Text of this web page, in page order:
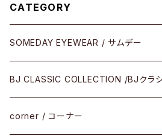
CATEGORY
SOMEDAY EYEWEAR / サムデー
メガネ
サングラス
BJ CLASSIC COLLECTION /BJクラシ
CELLULOID（CRAFTSMAN EDITION）
corner / コーナー